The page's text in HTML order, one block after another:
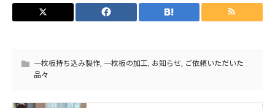
一枚板持ち込み製作, 一枚板の加工, お知らせ, ご依頼いただいた
品々